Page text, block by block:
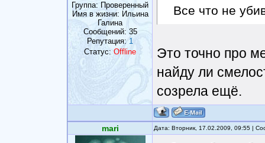
Группа: Проверенный
Имя в жизни: Ильина
Галина
Сообщений: 35
Репутация:1
Статус: Offline
Все что не
Это точно про
найду ли
созрела ещё.
mari Дата: Вторник, 17.02.2009, 09:55 |